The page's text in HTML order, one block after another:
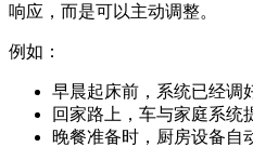
响应，而是可以主动调整。
例如：
早晨起床前，系统已经调
回家路上，车与家庭系统
晚餐准备时，厨房设备自